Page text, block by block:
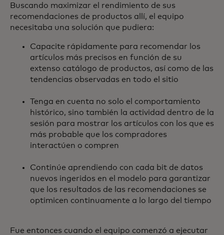
Buscando maximizar el rendimiento de sus
recomendaciones de productos allí, el equipo
necesitaba una solución que pudiera:
Capacite rápidamente para recomendar los
artículos más precisos en función de su
extenso catálogo de productos, así como de las
tendencias observadas en todo el sitio
Tenga en cuenta no solo el comportamiento
histórico, sino también la actividad dentro de la
sesión para mostrar los artículos con los que es
más probable que los compradores
interactúen o compren
Continúe aprendiendo con cada bit de datos
nuevos ingeridos en el modelo para garantizar
que los resultados de las recomendaciones se
optimicen continuamente a lo largo del tiempo
Fue entonces cuando el equipo comenzó a ejecutar